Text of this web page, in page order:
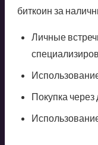
биткоин за
Личные
Покупка